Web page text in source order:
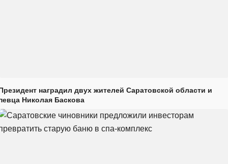
наградил двух жителей Саратовской области и
Николая Баскова